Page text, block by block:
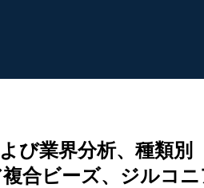
び業界分析、種類
合ビーズ、ジルコ